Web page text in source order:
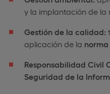
y la implantación de la
Gestión de la calidad:
aplicación de la norma
Responsabilidad Civil
Seguridad de la